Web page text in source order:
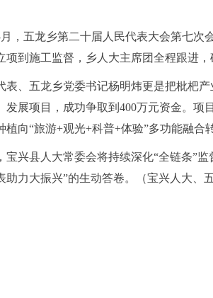
月，五龙乡第二十届人民代表大会第七
项到施工监督，乡人大主席团全程跟进
表、五龙乡党委书记杨明炜更是把枇杷产
发展项目，成功争取到400万元资金。
植向“旅游+观光+科普+体验”多功能融合
宝兴县人大常委会将持续深化“全链条”
助力大振兴”的生动答卷。（宝兴人大、